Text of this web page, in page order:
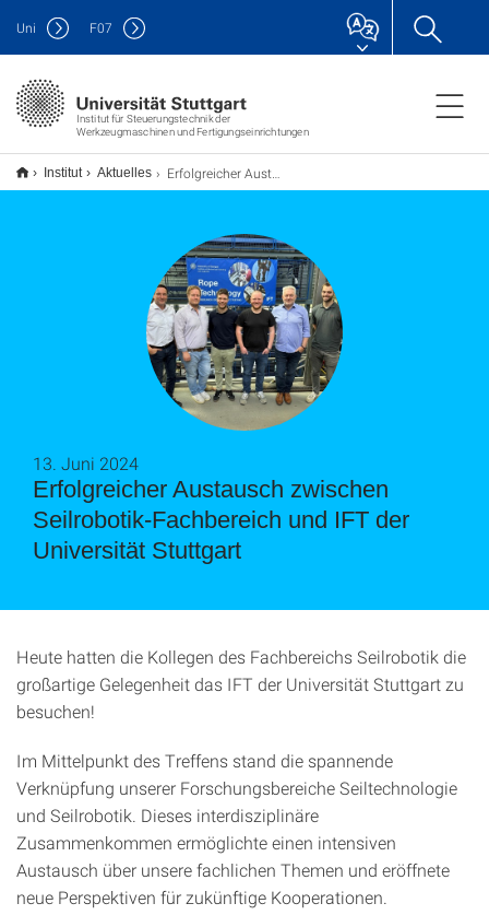
Institut für Steuerungstechnik der
Werkzeugmaschinen und Fertigungseinrichtungen
Uni F07
Institut Aktuelles Erfolgreicher Austausch zwischen Seilrobotik-Fachbereich und IFT der Universität Stuttgart
Erfolgreicher Austausch zwischen
Seilrobotik-Fachbereich und IFT der
Universität Stuttgart
13. Juni 2024
Heute hatten die Kollegen des Fachbereichs Seilrobotik die
großartige Gelegenheit das IFT der Universität Stuttgart zu
besuchen!
Im Mittelpunkt des Treffens stand die spannende
Verknüpfung unserer Forschungsbereiche Seiltechnologie
und Seilrobotik. Dieses interdisziplinäre
Zusammenkommen ermöglichte einen intensiven
Austausch über unsere fachlichen Themen und eröffnete
neue Perspektiven für zukünftige Kooperationen.